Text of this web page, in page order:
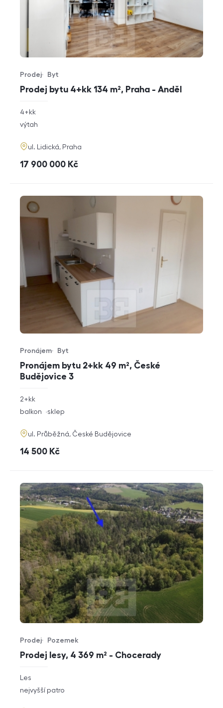
Prodej bytu 4+kk 134 m², Praha - Anděl
Typ nabídky
Prodej
Typ nemovitosti
Byt
rozměry
dispozice
4+kk
funkce
výtah
adresa
ul. Lidická, Praha
cena
17 900 000 Kč
Pronájem bytu 2+kk 49 m², České
Budějovice 3
Typ nabídky
Pronájem
Typ nemovitosti
Byt
rozměry
dispozice
2+kk
funkce
balkon sklep
adresa
ul. Průběžná, České Budějovice
cena
14 500 Kč
Prodej lesy, 4 369 m² - Chocerady
Typ nabídky
Prodej
Typ nemovitosti
Pozemek
rozměry
dispozice
Les
funkce
nejvyšší patro